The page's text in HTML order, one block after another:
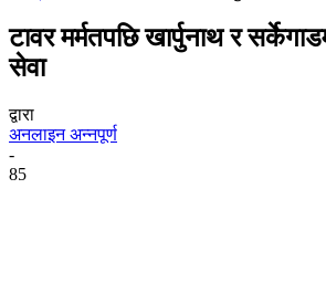
टावर मर्मतपछि खार्पुनाथ र
सेवा
द्वारा
अनलाइन अन्नपूर्ण
-
85